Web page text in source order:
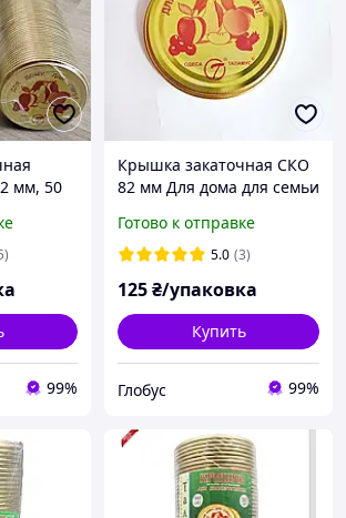
мм, 50
99%
Крышка закаточная СКО
82 мм Для дома для семьи
Готово к отправке
5.0 (3)
125₴/упаковка
Купить
Глобус 99%